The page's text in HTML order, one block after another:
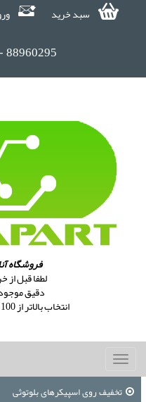
سبد خرید
فروشگاه
لطفا قبل
دقیق
انتخاب بالاتر از 100 عدد تعداد کلی می باشد.
Toggle
navigation
تخفیف روی اسپیکرهای بلوتوثی